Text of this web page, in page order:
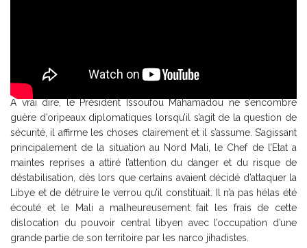
A vrai dire, le Président Issoufou Mahamadou ne s’encombre
guère d’oripeaux diplomatiques lorsqu’il s’agit de la question de
sécurité, il affirme les choses clairement et il s’assume. S’agissant
principalement de la situation au Nord Mali, le Chef de l’Etat a
maintes reprises a attiré l’attention du danger et du risque de
déstabilisation, dès lors que certains avaient décidé d’attaquer la
Libye et de détruire le verrou qu’il constituait. Il n’a pas hélas été
écouté et le Mali a malheureusement fait les frais de cette
dislocation du pouvoir central libyen avec l’occupation d’une
grande partie de son territoire par les narco jihadistes.